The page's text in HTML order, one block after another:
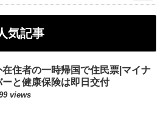
気記事
在住者の一時帰国で住民票|マイナ
ーと健康保険は即日交付
views